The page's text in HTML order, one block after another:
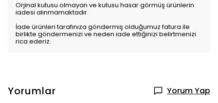
Orjinal kutusu olmayan ve kutusu hasar görmüş ürünlerin
iadesi alınmamaktadır.
İade ürünleri tarafınıza göndermiş olduğumuz fatura ile
birlikte göndermenizi ve neden iade ettiğinizi belirtmenizi
rica ederiz.
Yorumlar Yorum Yap